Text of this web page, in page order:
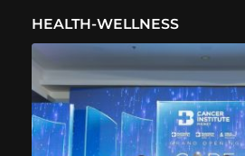
HEALTH-WELLNESS